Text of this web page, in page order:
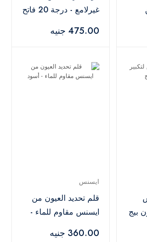
غيرلامع - درجة 20 فاتح
475.00 جنيه
بيج
ايسنس
قلم تحديد العيون من
ايسنس مقاوم للماء -
360.00 جنيه